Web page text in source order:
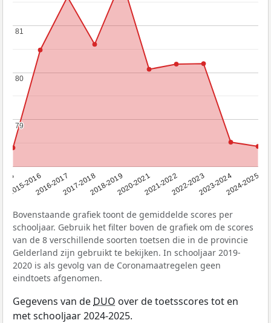
2015-20162016-20172017-20182018-20192020-20212021-20222022-20232023-20242024-2025
79
79
80
80
81
81
Bovenstaande grafiek toont de gemiddelde scores per
schooljaar. Gebruik het filter boven de grafiek om de scores
van de 8 verschillende soorten toetsen die in de provincie
Gelderland zijn gebruikt te bekijken. In schooljaar 2019-
2020 is als gevolg van de Coronamaatregelen geen
eindtoets afgenomen.
Gegevens van de DUO over de toetsscores tot en
met schooljaar 2024-2025.